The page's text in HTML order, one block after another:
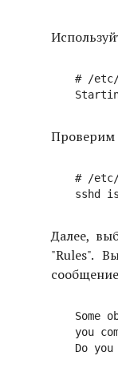
# /
Проверим
# /
Далее,
"Rules".
Some
you